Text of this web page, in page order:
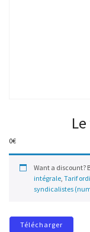
0€
Want a discount?
intégrale, Tarif
syndicalistes
Télécharger